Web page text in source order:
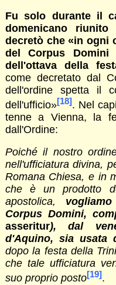
Fu solo durante il
domenicano
decretò che «in ogni
del Corpus Domini
dell'ottava della
come decretato dal
dell'ordine spetta il
dell'ufficio»[18]. Nel
tenne a Vienna, la
dall'Ordine:
Poiché il nostro
nell'ufficiatura divina,
Romana Chiesa, e in
che è un prodotto
apostolica,
Corpus Domini,
asseritur), dal
d'Aquino, sia usata
dopo la festa della
che tale ufficiatura
suo proprio posto[19].